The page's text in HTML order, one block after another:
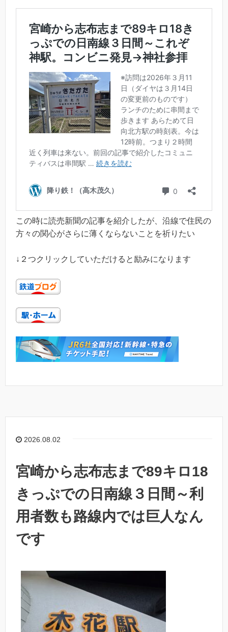
この時に読売新聞の記事を紹介したが、沿線で住民の
方々の関心がさらに薄くならないことを祈りたい
↓２つクリックしていただけると励みになります
2026.08.02
宮崎から志布志まで89キロ18
きっぷでの日南線３日間～利
用者数も路線内では巨人なん
です